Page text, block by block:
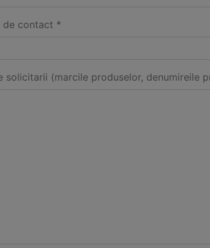
de contact *
solicitarii (marcile produselor, denumireile